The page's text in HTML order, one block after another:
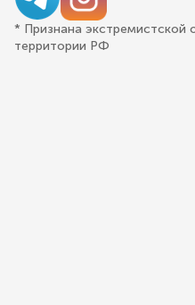
* Признана экстремистской
территории РФ